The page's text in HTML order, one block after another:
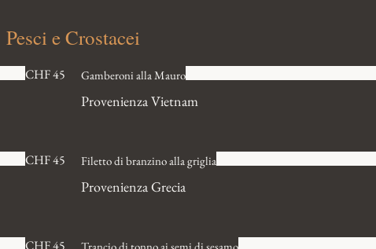
Pesci e Crostacei
CHF 45 Gamberoni alla Mauro
Provenienza Vietnam
CHF 45 Filetto di branzino alla griglia
Provenienza Grecia
CHF 45